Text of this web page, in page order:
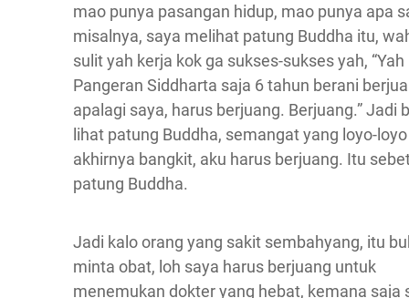
mao punya pasangan hidup, mao punya apa
misalnya, saya melihat patung Buddha itu,
sulit yah kerja kok ga sukses-sukses yah, “Yah
Pangeran Siddharta saja 6 tahun berani
apalagi saya, harus berjuang. Berjuang.” Jadi
lihat patung Buddha, semangat yang loyo-
akhirnya bangkit, aku harus berjuang. Itu
patung Buddha.
Jadi kalo orang yang sakit sembahyang, itu
minta obat, loh saya harus berjuang untuk
menemukan dokter yang hebat, kemana saja